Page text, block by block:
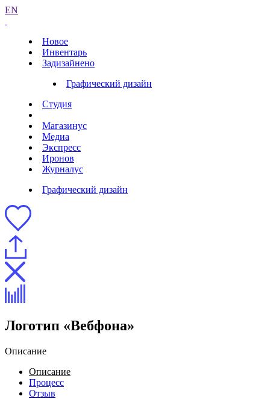
EN
Новое
Инвентарь
Задизайнено
Графический дизайн
Студия
Магазинус
Медиа
Экспресс
Иронов
Журналус
Графический дизайн
Логотип «Вебфона»
Описание
Описание
Процесс
Отзыв